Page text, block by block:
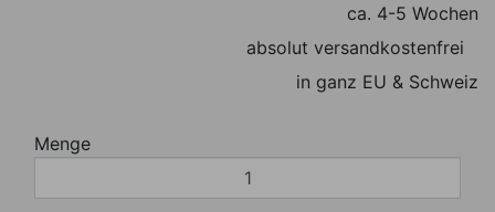
ca. 4-5 Wochen
absolut versandkostenfrei
in ganz EU & Schweiz
Menge